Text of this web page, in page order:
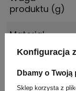
produktu (g)
Materiał
Kolor
Konfiguracja
Dbamy o
Sklep korzysta z